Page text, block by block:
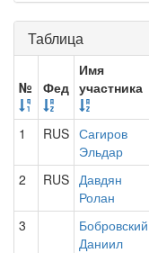
Таблица
№ Фед
Имя
участника
1
RUS Сагиров
Эльдар
2 RUS Давдян
Ролан
3
Бобровский
Даниил